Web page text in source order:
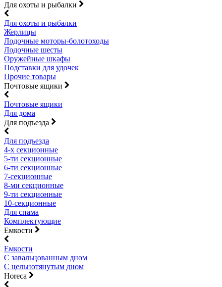
Для охоты и рыбалки
Для охоты и рыбалки
Жерлицы
Лодочные моторы-болотоходы
Лодочные шесты
Оружейные шкафы
Подставки для удочек
Прочие товары
Почтовые ящики
Почтовые ящики
Для дома
Для подъезда
Для подъезда
4-х секционные
5-ти секционные
6-ти секционные
7-секционные
8-ми секционные
9-ти секционные
10-секционные
Для спама
Комплектующие
Емкости
Емкости
С завальцованным дном
С цельнотянутым дном
Horeca